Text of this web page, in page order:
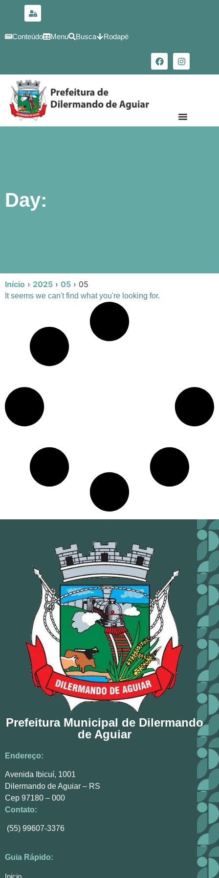
conteúdo
Conteúdo Menu Busca Rodapé
Day:
Início › 2025 › 05 › 05
It seems we can't find what you're looking for.
Prefeitura Municipal de Dilermando
de Aguiar
Endereço:
Avenida Ibicuí, 1001
Dilermando de Aguiar – RS
Cep 97180 – 000
Contato:
(55) 99607-3376
Guia Rápido: